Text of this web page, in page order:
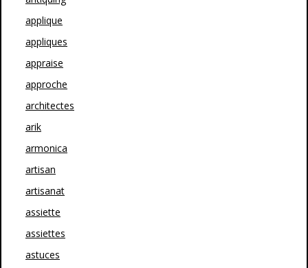
applique
appliques
appraise
approche
architectes
arik
armonica
artisan
artisanat
assiette
assiettes
astuces